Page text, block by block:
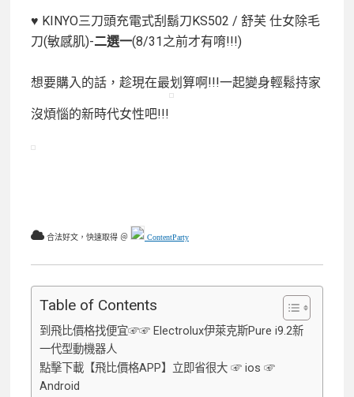
♥ KINYO三刀頭充電式刮鬍刀KS502 / 舒芙 仕女除毛
刀(敏感肌)-二選一(8/31之前才有唷!!!)
想要購入的話，趁現在最划算啊!!!一起變身輕鬆持家
沒煩惱的新時代女性吧!!!
合法好文，快速取得 ＠ ContentParty
Table of Contents
到飛比價格找便宜☞☞ Electrolux伊萊克斯Pure i9.2新
一代型動機器人
點擊下載【飛比價格APP】立即省很大 ☞ ios ☞
Android